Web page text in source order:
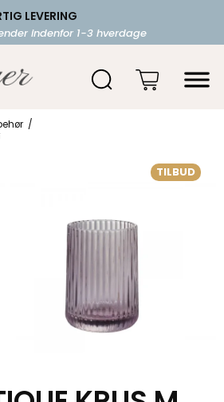
LEVERING
indenfor 1-3 hverdage
FRI FRAGT OVER 599.-
Starter fra 39,-
/
TILBUD